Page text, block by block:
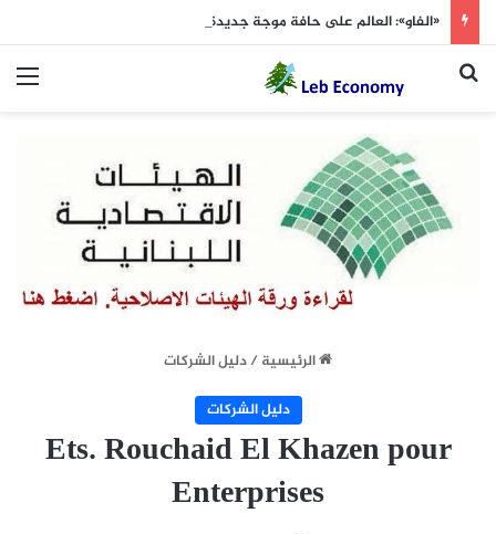
«الفاو»: العالم على حافة موجة جديدة من ارتفاع أسعار الغذاء
بحث عن
الرئيسية/دليل الشركات
دليل الشركات
Ets. Rouchaid El Khazen pour
Enterprises